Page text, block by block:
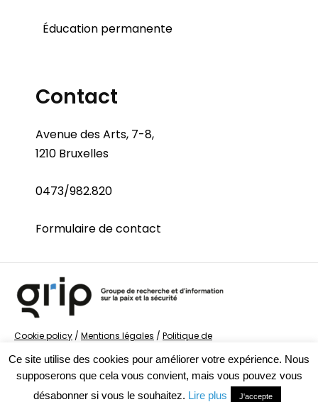
Éducation permanente
Contact
Avenue des Arts, 7-8,
1210 Bruxelles
0473/982.820
Formulaire de contact
Cookie policy / Mentions légales / Politique de
la Sécurité
Ce site utilise des cookies pour améliorer votre expérience. Nous
supposerons que cela vous convient, mais vous pouvez vous
désabonner si vous le souhaitez. Lire plus J'accepte